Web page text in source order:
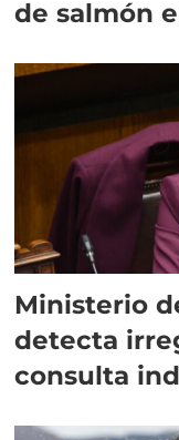
de salmón
Ministerio
detecta
consulta